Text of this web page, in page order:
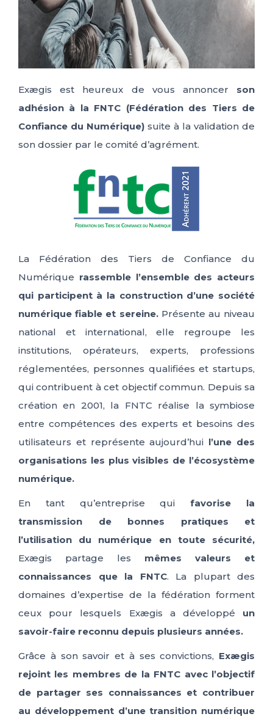
Exægis est heureux de vous annoncer son
adhésion à la FNTC (Fédération des Tiers de
Confiance du Numérique) suite à la validation de
son dossier par le comité d’agrément.
La Fédération des Tiers de Confiance du
Numérique rassemble l’ensemble des acteurs
qui participent à la construction d’une société
numérique fiable et sereine.Présente au niveau
national et international, elle regroupe les
institutions, opérateurs, experts, professions
réglementées, personnes qualifiées et startups,
qui contribuent à cet objectif commun. Depuis sa
création en 2001, la FNTC réalise la symbiose
entre compétences des experts et besoins des
utilisateurs et représente aujourd’hui l’une des
organisations les plus visibles de l’écosystème
numérique.
En tant qu’entreprise quifavorise la
transmission de bonnes pratiques et
l’utilisation du numérique en toute sécurité,
Exægis partage les mêmes valeurs et
connaissances que la FNTC. La plupart des
domaines d’expertise de la fédération forment
ceux pour lesquels Exægis a développé un
savoir-faire reconnu depuis plusieurs années.
Grâce à son savoir et à ses convictions, Exægis
rejoint les membres de la FNTC avec l’objectif
de partager ses connaissances et contribuer
au développement d’une transition numérique